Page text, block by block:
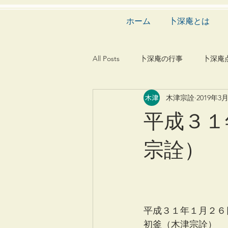
ホーム 卜深庵とは
All Posts 卜深庵の行事 卜深庵
漢詩 俳諧 文
建築
平成３
宗詮）
木津宗詮 2019年3
平成３１年１月２
初釜（木津宗詮）